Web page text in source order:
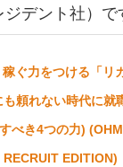
デント社）で
ぐ力をつける「リ
頼れない時代に就
べき4つの力)
RECRUIT EDITION)